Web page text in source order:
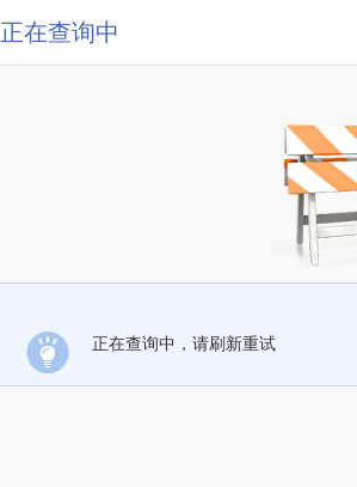
正在查询中
正在查询中，请刷新重试